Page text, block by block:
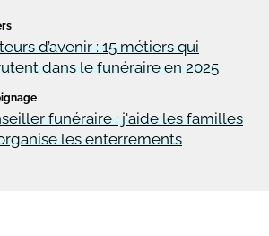
d’avenir : 15 métiers qui
dans le funéraire en 2025
funéraire : j'aide les familles
les enterrements